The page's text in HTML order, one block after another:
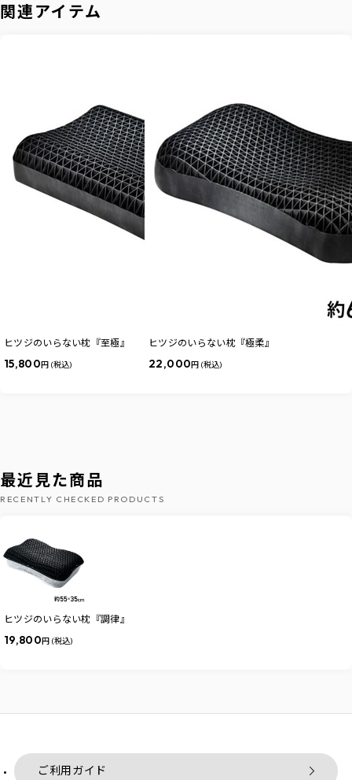
関連アイテム
ヒツジのいらない枕『至極』
15,800円 (税込)
ヒツジのいらない枕『極柔』
22,000円 (税込)
最近見た商品
RECENTLY CHECKED PRODUCTS
ヒツジのいらない枕『調律』
19,800円 (税込)
ご利用ガイド